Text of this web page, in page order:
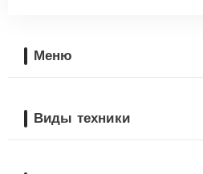
Меню
Виды техники